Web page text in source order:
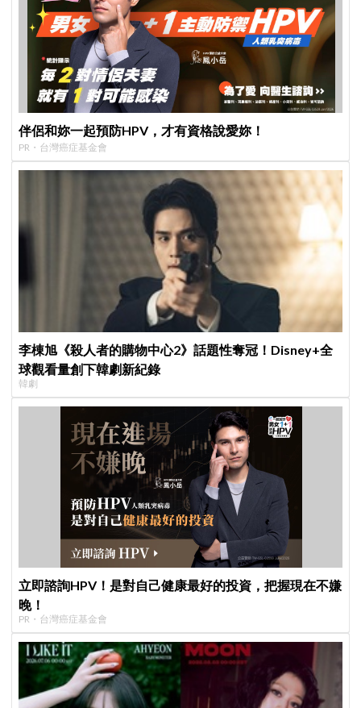
伴侶和妳一起預防HPV，才有資格說愛妳！
PR・台灣癌症基金會
李棟旭《殺人者的購物中心2》話題性奪冠！Disney+全
球觀看量創下韓劇新紀錄
韓劇
立即諮詢HPV！是對自己健康最好的投資，把握現在不嫌
晚！
PR・台灣癌症基金會